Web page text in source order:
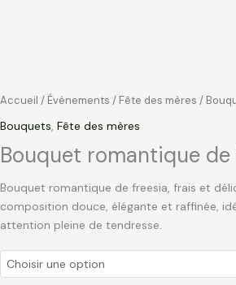
Accueil / Événements / Fête des mères /
Bouquets, Fête des mères
Bouquet romantique de
Bouquet romantique de freesia, frais et
composition douce, élégante et raffinée,
attention pleine de tendresse.